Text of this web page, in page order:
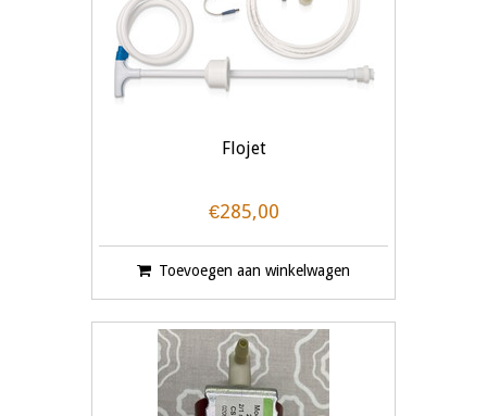
Flojet
€285,00
Toevoegen aan winkelwagen